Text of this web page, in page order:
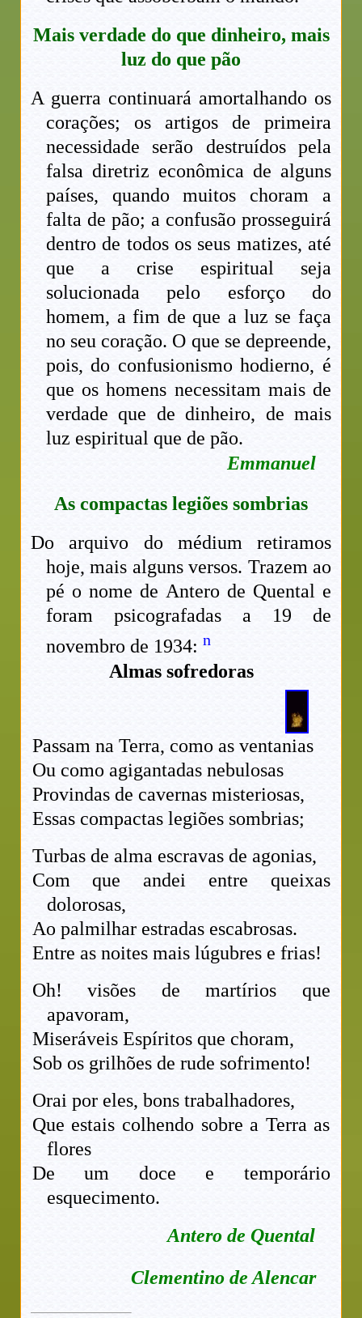
Mais verdade do que dinheiro, mais
luz do que pão
A guerra continuará amortalhando os
corações; os artigos de primeira
necessidade serão destruídos pela
falsa diretriz econômica de alguns
países, quando muitos choram a
falta de pão; a confusão prosseguirá
dentro de todos os seus matizes, até
que a crise espiritual seja
solucionada pelo esforço do
homem, a fim de que a luz se faça
no seu coração. O que se depreende,
pois, do confusionismo hodierno, é
que os homens necessitam mais de
verdade que de dinheiro, de mais
luz espiritual que de pão.
Emmanuel
As compactas legiões sombrias
Do arquivo do médium retiramos
hoje, mais alguns versos. Trazem ao
pé o nome de Antero de Quental e
foram psicografadas a 19 de
novembro de 1934:n
Almas sofredoras
Passam na Terra, como as ventanias
Ou como agigantadas nebulosas
Provindas de cavernas misteriosas,
Essas compactas legiões sombrias;
Turbas de alma escravas de agonias,
Com que andei entre queixas
dolorosas,
Ao palmilhar estradas escabrosas.
Entre as noites mais lúgubres e frias!
Oh! visões de martírios que
apavoram,
Miseráveis Espíritos que choram,
Sob os grilhões de rude sofrimento!
Orai por eles, bons trabalhadores,
Que estais colhendo sobre a Terra as
flores
De um doce e temporário
esquecimento.
Antero de Quental
Clementino de Alencar